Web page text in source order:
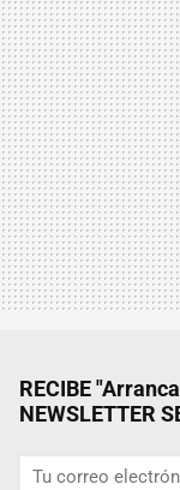
RECIBE
NEWSLETTER